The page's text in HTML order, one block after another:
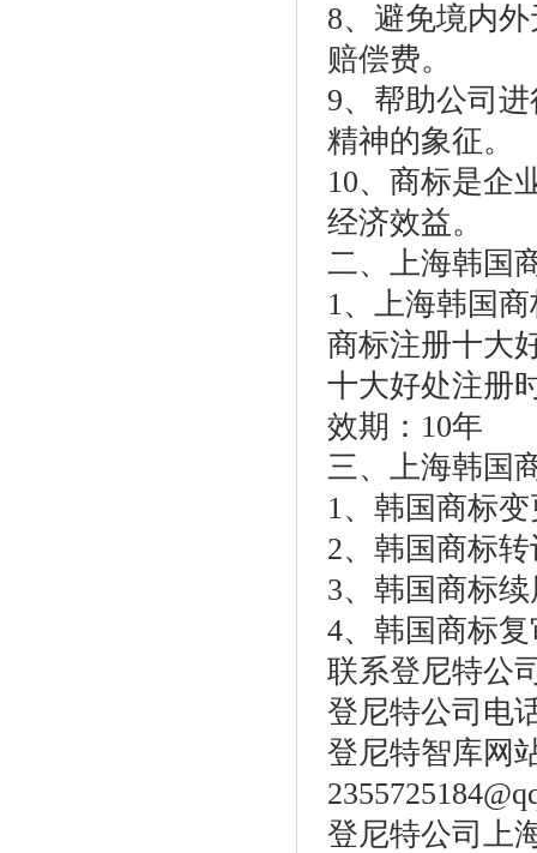
8、避免境内
赔偿费。
9、帮助公司
精神的象征。
10、商标是企
经济效益。
二、上海韩国
1、上海韩国
商标注册十大
十大好处注册
效期：10年
三、上海韩国
1、韩国商标
2、韩国商标
3、韩国商标
4、韩国商标
联系登尼特公
登尼特公司电
登尼特智库网
登尼特公司上